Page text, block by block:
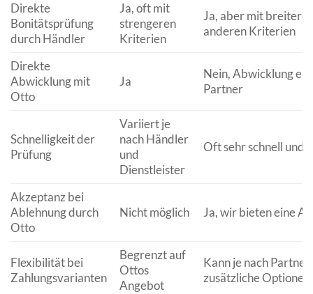
Direkte
Bonitätsprüfung
durch Händler
Ja, oft mit
strengeren
Kriterien
Ja, aber mit
anderen Kriterien
Direkte
Abwicklung mit
Otto
Ja
Nein, Abwicklung
Partner
Schnelligkeit der
Prüfung
Variiert je
nach Händler
und
Dienstleister
Oft sehr schnell und
Akzeptanz bei
Ablehnung durch
Otto
Nicht möglich Ja, wir bieten eine
Flexibilität bei
Zahlungsvarianten
Begrenzt auf
Ottos
Angebot
Kann je nach
zusätzliche Optionen